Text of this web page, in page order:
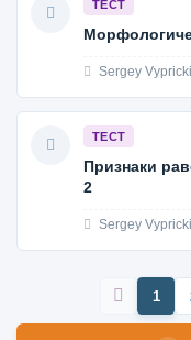
ТЕСТ
Sergey
ТЕСТ
Признаки
2
Sergey
1